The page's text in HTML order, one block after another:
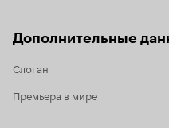
Дополнительные
Слоган
Премьера в мире